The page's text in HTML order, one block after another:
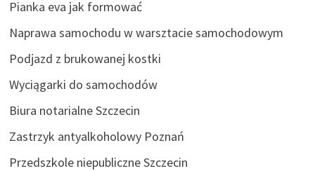
Pianka eva jak formować
Naprawa samochodu w warsztacie samochodowym
Podjazd z brukowanej kostki
Wyciągarki do samochodów
Biura notarialne Szczecin
Zastrzyk antyalkoholowy Poznań
Przedszkole niepubliczne Szczecin